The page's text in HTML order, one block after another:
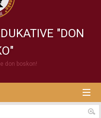
"DON
don boskon!